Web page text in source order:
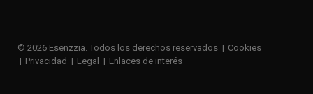
© 2026 Esenzzia. Todos los derechos reservados
Cookies
Privacidad
Legal Enlaces de interés